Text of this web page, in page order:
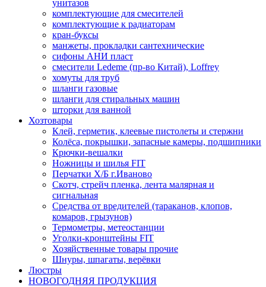
унитазов
комплектующие для смесителей
комплектующие к радиаторам
кран-буксы
манжеты, прокладки сантехнические
сифоны АНИ пласт
смесители Ledeme (пр-во Китай), Loffrey
хомуты для труб
шланги газовые
шланги для стиральных машин
шторки для ванной
Хозтовары
Клей, герметик, клеевые пистолеты и стержни
Колёса, покрышки, запасные камеры, подшипники
Крючки-вешалки
Ножницы и шилья FIT
Перчатки Х/Б г.Иваново
Скотч, стрейч пленка, лента малярная и
сигнальная
Средства от вредителей (тараканов, клопов,
комаров, грызунов)
Термометры, метеостанции
Уголки-кронштейны FIT
Хозяйственные товары прочие
Шнуры, шпагаты, верёвки
Люстры
НОВОГОДНЯЯ ПРОДУКЦИЯ